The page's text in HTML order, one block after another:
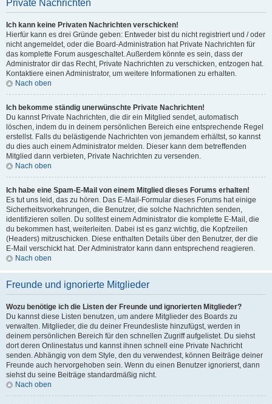
Private Nachrichten
Ich kann keine Privaten Nachrichten verschicken!
Hierfür kann es drei Gründe geben: Entweder bist du nicht registriert und / oder
nicht angemeldet, oder die Board-Administration hat Private Nachrichten für
das komplette Forum ausgeschaltet. Außerdem könnte es sein, dass der
Administrator dir das Recht, Private Nachrichten zu verschicken, entzogen hat.
Kontaktiere einen Administrator, um weitere Informationen zu erhalten.
Nach oben
Ich bekomme ständig unerwünschte Private Nachrichten!
Du kannst Private Nachrichten, die dir ein Mitglied sendet, automatisch
löschen, indem du in deinem persönlichen Bereich eine entsprechende Regel
erstellst. Falls du belästigende Nachrichten von jemandem erhältst, so kannst
du dies auch einem Administrator melden. Dieser kann dem betreffenden
Mitglied dann verbieten, Private Nachrichten zu versenden.
Nach oben
Ich habe eine Spam-E-Mail von einem Mitglied dieses Forums erhalten!
Es tut uns leid, das zu hören. Das E-Mail-Formular dieses Forums hat einige
Sicherheitsvorkehrungen, die Benutzer, die solche Nachrichten senden,
identifizieren sollen. Du solltest einem Administrator die komplette E-Mail, die
du bekommen hast, weiterleiten. Dabei ist es ganz wichtig, die Kopfzeilen
(Headers) mitzuschicken. Diese enthalten Details über den Benutzer, der die
E-Mail verschickt hat. Der Administrator kann dann entsprechend reagieren.
Nach oben
Freunde und ignorierte Mitglieder
Wozu benötige ich die Listen der Freunde und ignorierten Mitglieder?
Du kannst diese Listen benutzen, um andere Mitglieder des Boards zu
verwalten. Mitglieder, die du deiner Freundesliste hinzufügst, werden in
deinem persönlichen Bereich für den schnellen Zugriff aufgelistet. Du siehst
dort deren Onlinestatus und kannst ihnen schnell eine Private Nachricht
senden. Abhängig von dem Style, den du verwendest, können Beiträge deiner
Freunde auch hervorgehoben sein. Wenn du einen Benutzer ignorierst, dann
siehst du seine Beiträge standardmäßig nicht.
Nach oben